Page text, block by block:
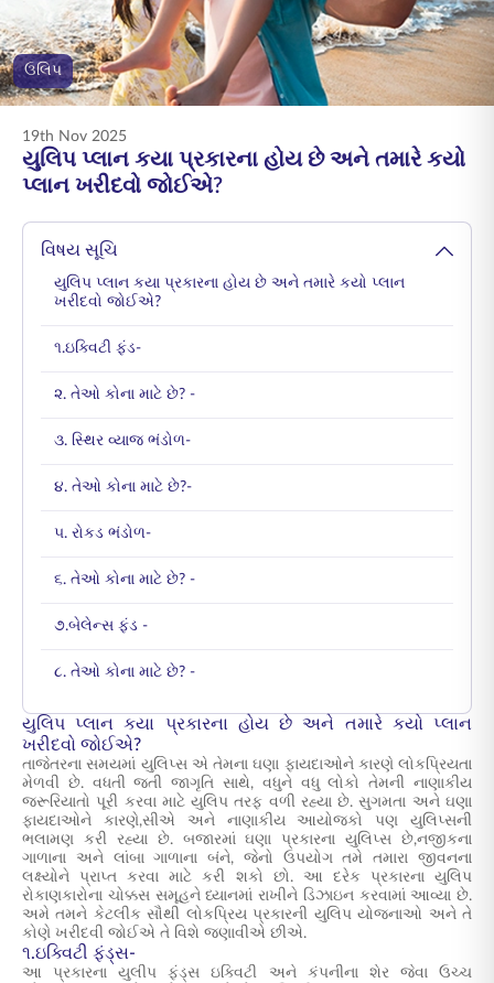
ENGLISH
ઑનલાઇન ખરીદો પ્રીમિયમ ચૂકવો
ઉલિપ
19th Nov 2025
યુલિપ પ્લાન કયા પ્રકારના હોય છે અને તમારે કયો
પ્લાન ખરીદવો જોઈએ?
વિષય સૂચિ
યુલિપ પ્લાન કયા પ્રકારના હોય છે અને તમારે કયો પ્લાન
ખરીદવો જોઈએ?
૧.ઇક્વિટી ફંડ-
૨. તેઓ કોના માટે છે? -
૩. સ્થિર વ્યાજ ભંડોળ-
૪. તેઓ કોના માટે છે?-
૫. રોકડ ભંડોળ-
૬. તેઓ કોના માટે છે? -
૭.બેલેન્સ ફંડ -
૮. તેઓ કોના માટે છે? -
યુલિપ પ્લાન કયા પ્રકારના હોય છે અને તમારે કયો પ્લાન
ખરીદવો જોઈએ?
તાજેતરના સમયમાં યુલિપ્સ એ તેમના ઘણા ફાયદાઓને કારણે લોકપ્રિયતા
મેળવી છે. વધતી જતી જાગૃતિ સાથે, વધુને વધુ લોકો તેમની નાણાકીય
જરૂરિયાતો પૂરી કરવા માટે યુલિપ તરફ વળી રહ્યા છે. સુગમતા અને ઘણા
ફાયદાઓને કારણે,સીએ અને નાણાકીય આયોજકો પણ યુલિપ્સની
ભલામણ કરી રહ્યા છે. બજારમાં ઘણા પ્રકારના યુલિપ્સ છે,નજીકના
ગાળાના અને લાંબા ગાળાના બંને, જેનો ઉપયોગ તમે તમારા જીવનના
લક્ષ્યોને પ્રાપ્ત કરવા માટે કરી શકો છો. આ દરેક પ્રકારના યુલિપ
રોકાણકારોના ચોક્કસ સમૂહને ધ્યાનમાં રાખીને ડિઝાઇન કરવામાં આવ્યા છે.
અમે તમને કેટલીક સૌથી લોકપ્રિય પ્રકારની યુલિપ યોજનાઓ અને તે
કોણે ખરીદવી જોઈએ તે વિશે જણાવીએ છીએ.
૧.ઇક્વિટી ફંડ્સ-
આ પ્રકારના યુલીપ ફંડ્સ ઇક્વિટી અને કંપનીના શેર જેવા ઉચ્ચ